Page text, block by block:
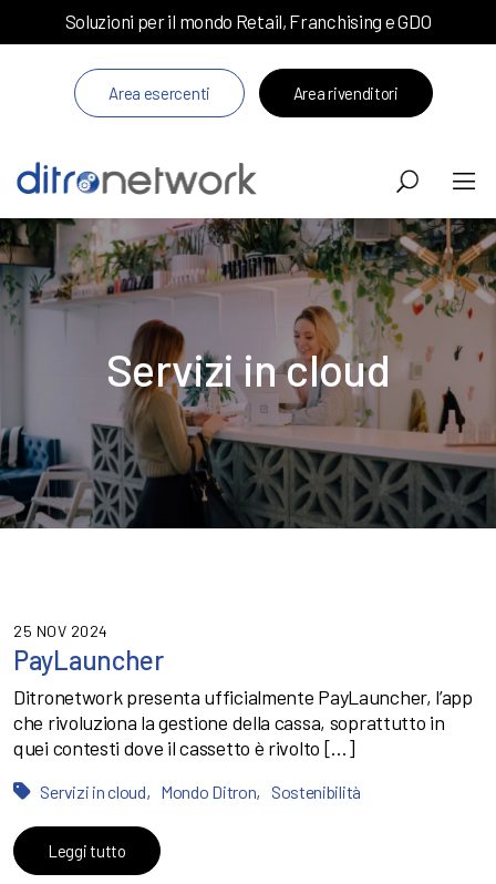
Soluzioni per il mondo Retail, Franchising e GDO
Area esercenti Area rivenditori
Servizi in cloud
25 NOV 2024
PayLauncher
Ditronetwork presenta ufficialmente PayLauncher, l’app
che rivoluziona la gestione della cassa, soprattutto in
quei contesti dove il cassetto è rivolto […]
Leggi tutto
Servizi in cloud, Mondo Ditron, Sostenibilità